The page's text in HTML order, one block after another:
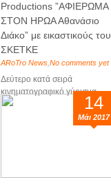
Productions ”ΑΦΙΕΡΩΜΑ
ΣΤΟΝ ΗΡΩΑ Αθανάσιο
Διάκο” με εικαστικούς του
ΣΚΕΤΚΕ
ARoTro News No comments yet
Δεύτερο κατά σειρά
κινηματογραφικό γύρισμα ...
14
Μάι 2017